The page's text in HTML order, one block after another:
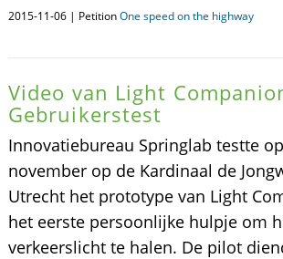
2015-11-06 | PetitionOne speed on the highway
Video van Light
Gebruikerstest
Innovatiebureau Springlab testte
november op de Kardinaal de
Utrecht het prototype van Light
het eerste persoonlijke hulpje om
verkeerslicht te halen. De pilot